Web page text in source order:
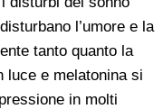
l’umore e la
tanto quanto la
luce e melatonina si
in molti